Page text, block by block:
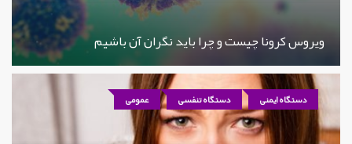
ویروس کرونا چیست و چرا باید نگران آن باشیم
دستگاه ایمنی دستگاه تنفسی عمومی